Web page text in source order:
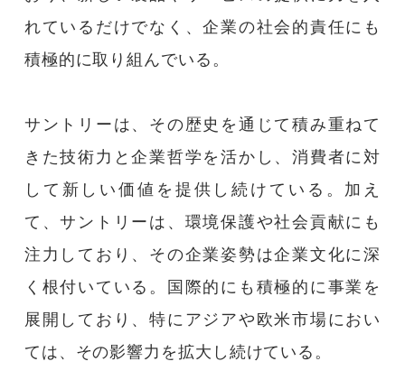
れているだけでなく、企業の社会的責任にも
積極的に取り組んでいる。
サントリーは、その歴史を通じて積み重ねて
きた技術力と企業哲学を活かし、消費者に対
して新しい価値を提供し続けている。加え
て、サントリーは、環境保護や社会貢献にも
注力しており、その企業姿勢は企業文化に深
く根付いている。国際的にも積極的に事業を
展開しており、特にアジアや欧米市場におい
ては、その影響力を拡大し続けている。